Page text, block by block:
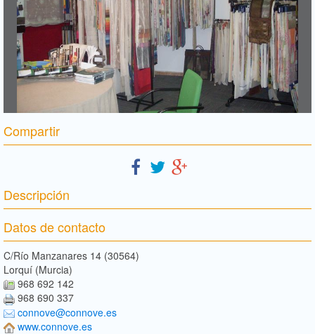
Compartir
Descripción
Datos de contacto
C/Río Manzanares 14 (30564)
Lorquí (Murcia)
968 692 142
968 690 337
connove@connove.es
www.connove.es